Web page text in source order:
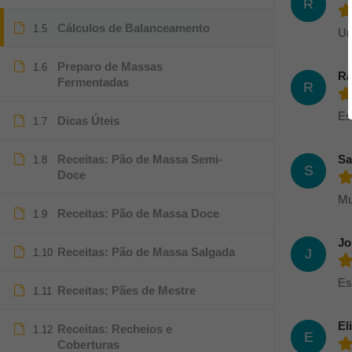
1.5 Cálculos de Balanceamento
1.6
Preparo de Massas
Fermentadas
1.7 Dicas Úteis
1.8
Receitas: Pão de Massa Semi-
Doce
1.9 Receitas: Pão de Massa Doce
1.10 Receitas: Pão de Massa Salgada
1.11 Receitas: Pães de Mestre
1.12 Receitas: Recheios e
Coberturas
R
R
S
J
E